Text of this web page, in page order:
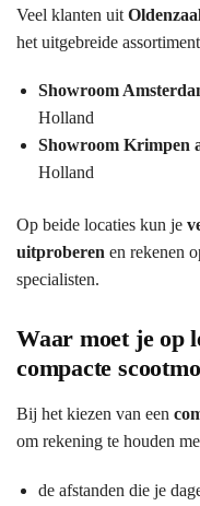
Veel klanten uit
het uitgebreide
Showroom
Holland
Showroom Krimpen
Holland
Op beide locaties kun je
uitproberen en rekenen
specialisten.
Waar moet je op
compacte
Bij het kiezen van een
om rekening te houden
de afstanden die je